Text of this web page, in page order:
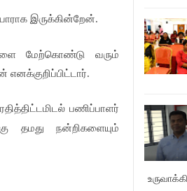
இருக்கின்றேன்.
மேற்கொண்டு வரும்
பணிப்பாளர்
தமது நன்றிகளையும்